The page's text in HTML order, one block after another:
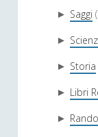
► Saggi
►
► Storia
► Libri
►